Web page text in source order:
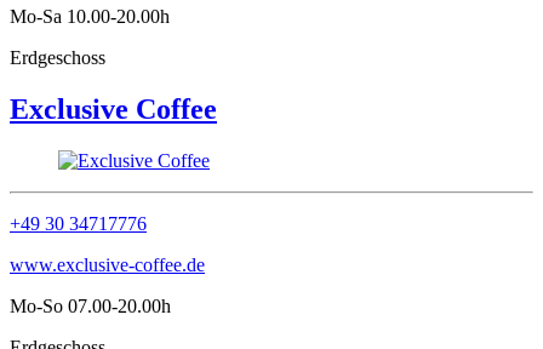
Mo-Sa 10.00-20.00h
Erdgeschoss
Exclusive Coffee
+49 30 34717776
www.exclusive-coffee.de
Mo-So 07.00-20.00h